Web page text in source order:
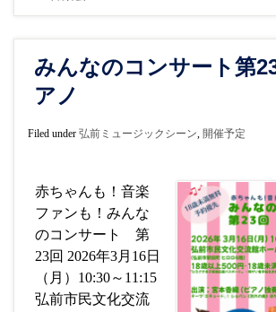
みんなのコンサート第
アノ
Filed under 弘前ミュージックシーン, 開催予定
赤ちゃんも！音楽
ファンも！みんな
のコンサート 第
23回 2026年3月16日
（月）10:30～11:15
弘前市民文化交流